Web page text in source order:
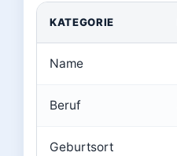
KATEGORIE
Name
Beruf
Geburtsort